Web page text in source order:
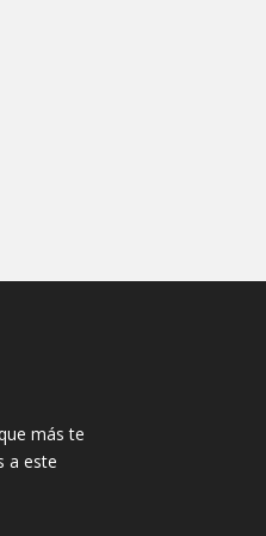
más te
a este